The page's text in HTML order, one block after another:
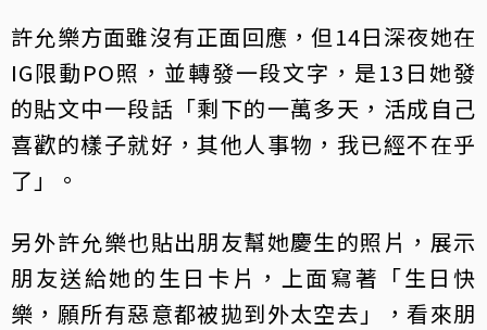
許允樂方面雖沒有正面回應，但14日深夜她在
IG限動PO照，並轉發一段文字，是13日她發
的貼文中一段話「剩下的一萬多天，活成自己
喜歡的樣子就好，其他人事物，我已經不在乎
了」。
另外許允樂也貼出朋友幫她慶生的照片，展示
朋友送給她的生日卡片，上面寫著「生日快
樂，願所有惡意都被拋到外太空去」，看來朋